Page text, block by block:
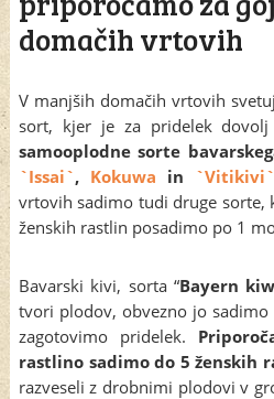
domačih vrtovih
V manjših domačih vrtovih
sort, kjer je za pridelek dovolj
samooplodne sorte
`Issai`, Kokuwa in `Vitikivi`
vrtovih sadimo tudi druge sorte,
ženskih rastlin posadimo po 1
Bavarski kivi, sorta “Bayern
tvori plodov, obvezno jo
zagotovimo pridelek.
rastlino sadimo do 5 ženskih
razveseli z drobnimi plodovi v